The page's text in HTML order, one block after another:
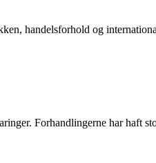
handelsforhold og
Forhandlingerne har haft